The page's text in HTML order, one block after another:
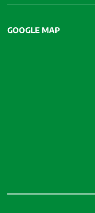
GOOGLE MAP